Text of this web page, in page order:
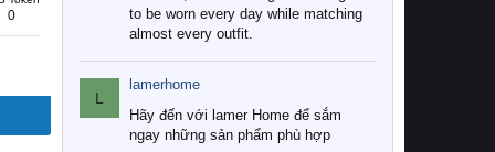
0
to be worn every day while matching
almost every outfit.
L
lamerhome
Hãy đến với lamer Home để sắm
ngay những sản phẩm phù hợp